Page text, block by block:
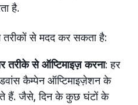
है.
तरीकों से मदद कर सकता है:
तरीके से ऑप्टिमाइज़ करना: हर
कैम्पेन ऑप्टिमाइज़ेशन के
हैं. जैसे, दिन के कुछ घंटों के